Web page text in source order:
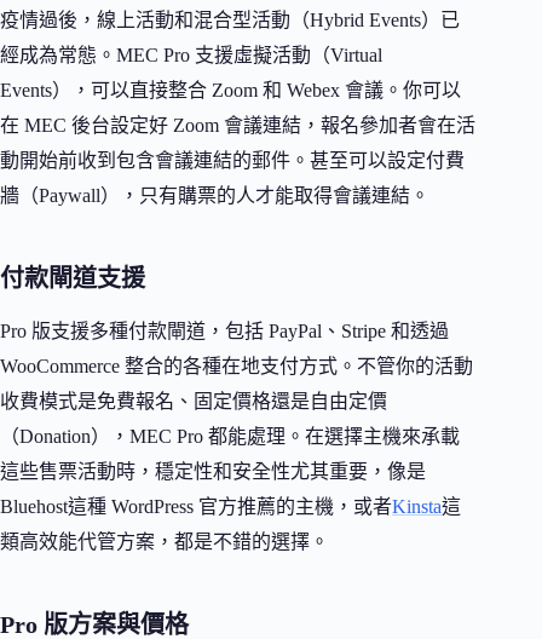
疫情過後，線上活動和混合型活動（Hybrid Events）已
經成為常態。MEC Pro 支援虛擬活動（Virtual
Events），可以直接整合 Zoom 和 Webex 會議。你可以
在 MEC 後台設定好 Zoom 會議連結，報名參加者會在活
動開始前收到包含會議連結的郵件。甚至可以設定付費
牆（Paywall），只有購票的人才能取得會議連結。
付款閘道支援
Pro 版支援多種付款閘道，包括 PayPal、Stripe 和透過
WooCommerce 整合的各種在地支付方式。不管你的活動
收費模式是免費報名、固定價格還是自由定價
（Donation），MEC Pro 都能處理。在選擇主機來承載
這些售票活動時，穩定性和安全性尤其重要，像是
Bluehost這種 WordPress 官方推薦的主機，或者Kinsta這
類高效能代管方案，都是不錯的選擇。
Pro 版方案與價格